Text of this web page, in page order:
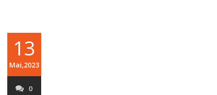
13
Mai,2023
0